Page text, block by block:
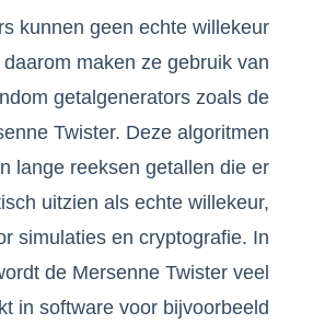
kunnen geen echte willekeur
maken ze gebruik van
getalgenerators zoals de
Twister. Deze algoritmen
lange reeksen getallen die er
uitzien als echte willekeur,
simulaties en cryptografie. In
de Mersenne Twister veel
in software voor bijvoorbeeld